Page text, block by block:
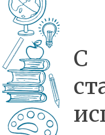
С